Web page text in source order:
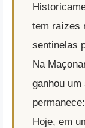
tem raízes
sentinelas
Na
ganhou
Hoje, em